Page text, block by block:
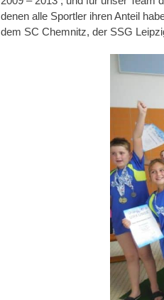
denen alle Sportler ihren Anteil
dem SC Chemnitz, der SSG